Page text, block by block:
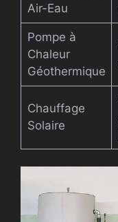
Air-Eau
Pompe à
Chaleur
Géothermique
Chauffage
Solaire